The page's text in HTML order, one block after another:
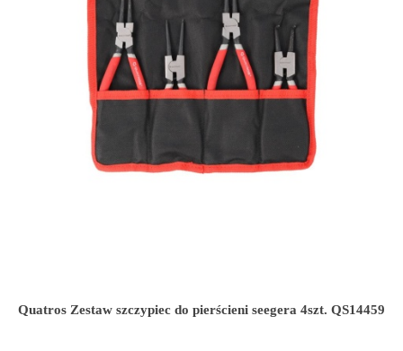
Quatros Zestaw szczypiec do pierścieni seegera 4szt. QS14459